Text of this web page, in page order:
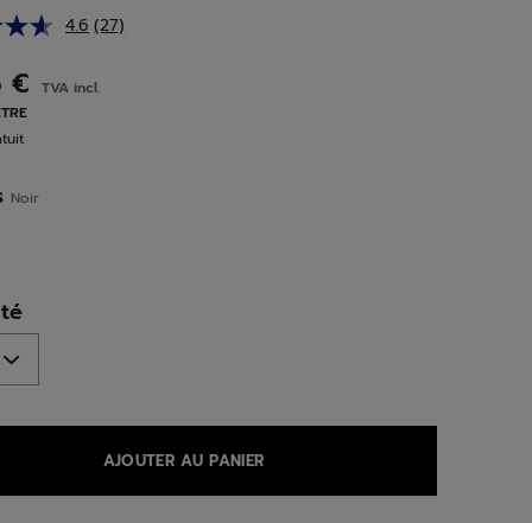
4.6 Lire
Lien
(27)
€
TVA incl.
Noir
AJOUTER AU PANIER